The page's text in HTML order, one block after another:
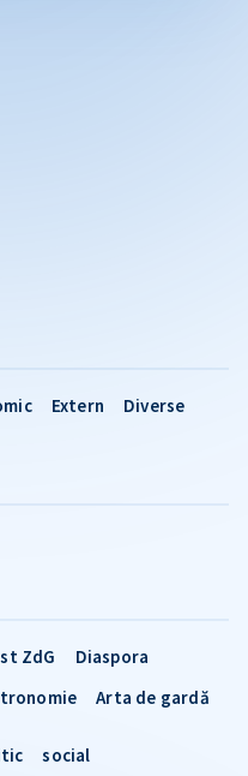
Extern Diverse
ZdG
Diaspora
Arta de gardă
social